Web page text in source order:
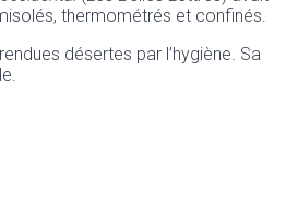
thermométrés et confinés.
désertes par l’hygiène. Sa